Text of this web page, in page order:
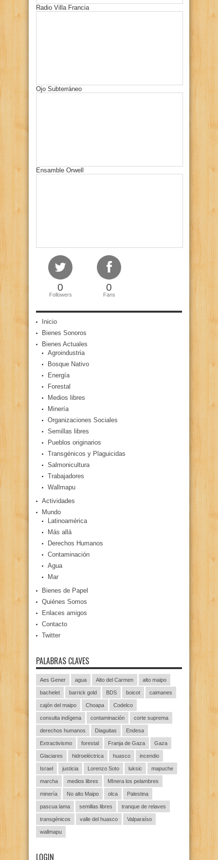
Radio Villa Francia
Ojo Subterráneo
Ensamble Orwell
0
Followers
0
Fans
Inicio
Bienes Sonoros
Bienes Actuales
Agroindustria
Bosque Nativo
Energía
Forestal
Medios libres
Minería
Organizaciones Sociales
Semillas libres
Pueblos originarios
Transgénicos y Plaguicidas
Salmonicultura
Trabajadores
Wallmapu
Actividades
Mundo
Latinoamérica
Más allá
Derechos Humanos
Contaminación
Agua
Mar
Bienes de Papel
Quiénes Somos
Enlaces amigos
Contacto
Twitter
PALABRAS CLAVES
Aes Gener agua Alto del Carmen alto maipo
bachelet barrick gold BDS boicot caimanes
cajón del maipo Choapa Codelco
consulta indígena contaminación corte suprema
derechos humanos Diaguitas Endesa
Extractivismo forestal Franja de Gaza Gaza
Glaciares hidroeléctrica huasco incendio
Israel justicia Lorenzo Soto luksic mapuche
marcha medios libres MInera los pelambres
minería No alto Maipo olca Palestina
pascua lama semillas libres tranque de relaves
transgénicos valle del huasco Valparaíso
wallmapu
LOGIN